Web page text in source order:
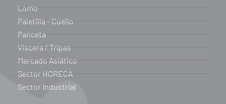
Lomo
Paletilla - Cuello
Panceta
Viscera / Tripas
Mercado Asiático
Sector HORECA
Sector industrial